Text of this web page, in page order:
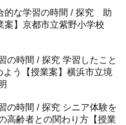
な学習の時間 / 探究 助
案】京都市立紫野小学校
の時間 / 探究 学習したこと
よう【授業案】横浜市立境
の時間 / 探究 シニア体験を
高齢者との関わり方【授業